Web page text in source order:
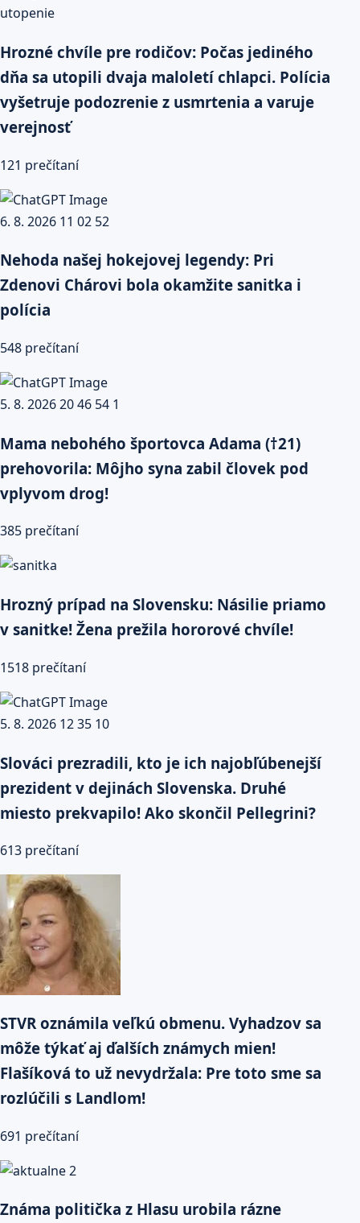
Hrozné chvíle pre rodičov: Počas jediného
dňa sa utopili dvaja maloletí chlapci. Polícia
vyšetruje podozrenie z usmrtenia a varuje
verejnosť
121 prečítaní
Nehoda našej hokejovej legendy: Pri
Zdenovi Chárovi bola okamžite sanitka i
polícia
548 prečítaní
Mama nebohého športovca Adama (†21)
prehovorila: Môjho syna zabil človek pod
vplyvom drog!
385 prečítaní
Hrozný prípad na Slovensku: Násilie priamo
v sanitke! Žena prežila hororové chvíle!
1518 prečítaní
Slováci prezradili, kto je ich najobľúbenejší
prezident v dejinách Slovenska. Druhé
miesto prekvapilo! Ako skončil Pellegrini?
613 prečítaní
STVR oznámila veľkú obmenu. Vyhadzov sa
môže týkať aj ďalších známych mien!
Flašíková to už nevydržala: Pre toto sme sa
rozlúčili s Landlom!
691 prečítaní
Známa politička z Hlasu urobila rázne